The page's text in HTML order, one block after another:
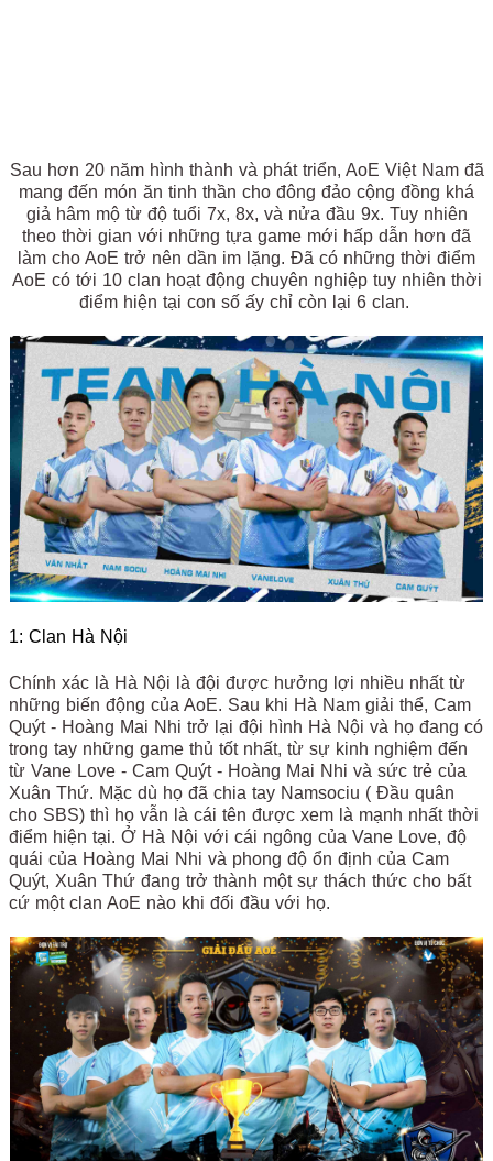
Sau hơn 20 năm hình thành và phát triển, AoE Việt Nam đã
mang đến món ăn tinh thần cho đông đảo cộng đồng khá
giả hâm mộ từ độ tuổi 7x, 8x, và nửa đầu 9x. Tuy nhiên
theo thời gian với những tựa game mới hấp dẫn hơn đã
làm cho AoE trở nên dần im lặng. Đã có những thời điểm
AoE có tới 10 clan hoạt động chuyên nghiệp tuy nhiên thời
điểm hiện tại con số ấy chỉ còn lại 6 clan.
1: Clan Hà Nội
Chính xác là Hà Nội là đội được hưởng lợi nhiều nhất từ
những biến động của AoE. Sau khi Hà Nam giải thể, Cam
Quýt - Hoàng Mai Nhi trở lại đội hình Hà Nội và họ đang có
trong tay những game thủ tốt nhất, từ sự kinh nghiệm đến
từ Vane Love - Cam Quýt - Hoàng Mai Nhi và sức trẻ của
Xuân Thứ. Mặc dù họ đã chia tay Namsociu ( Đầu quân
cho SBS) thì họ vẫn là cái tên được xem là mạnh nhất thời
điểm hiện tại. Ở Hà Nội với cái ngông của Vane Love, độ
quái của Hoàng Mai Nhi và phong độ ổn định của Cam
Quýt, Xuân Thứ đang trở thành một sự thách thức cho bất
cứ một clan AoE nào khi đối đầu với họ.